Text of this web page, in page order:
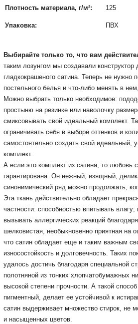
Плотность материала, г/м²: 125
Упаковка: ПВХ
Выбирайте только то, что вам
таким лозунгом мы создавали конструктор
гладкокрашеного сатина. Теперь не нужно
постельного белья и что-либо менять в
Можно выбрать только необходимое:
простыню на резинке или наволочку
смиксовывать свой идеальный комплект.
ограничивать себя в выборе оттенков и
самостоятельно создать свой идеальный,
комплект.
А если это комплект из сатина, то любовь
гарантирована. Он нежный, изящный,
синонимический ряд можно продолжать,
Эта ткань действительно обладает
частности: способностью впитывать влагу;
вызывать аллергических реакций
шелковистая, необыкновенно приятная на
что сатин обладает еще и таким важным
износостойкость и долговечность. Таких
удалось достичь благодаря специальной
полотняной из тонких хлопчатобумажных
высокой степени прочности. А такой
пигментный, делает ее устойчивой к
сатин выдерживает множество стирок, не
и насыщенных цветов.